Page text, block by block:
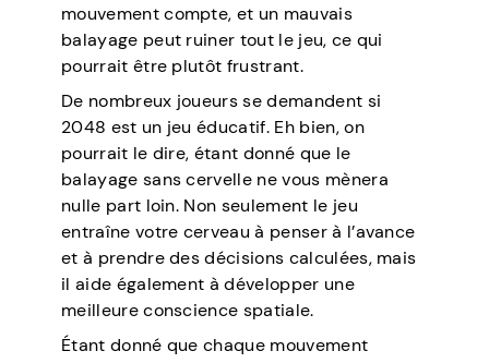
mouvement compte, et un mauvais
balayage peut ruiner tout le jeu, ce qui
pourrait être plutôt frustrant.
De nombreux joueurs se demandent si
2048 est un jeu éducatif. Eh bien, on
pourrait le dire, étant donné que le
balayage sans cervelle ne vous mènera
nulle part loin. Non seulement le jeu
entraîne votre cerveau à penser à l’avance
et à prendre des décisions calculées, mais
il aide également à développer une
meilleure conscience spatiale.
Étant donné que chaque mouvement